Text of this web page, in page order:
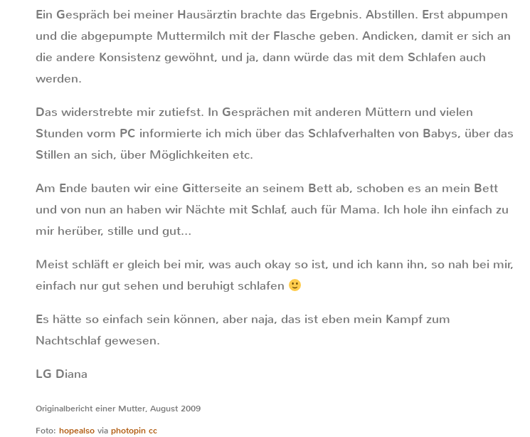
Ein Gespräch bei meiner Hausärztin brachte das Ergebnis. Abstillen. Erst abpumpen
und die abgepumpte Muttermilch mit der Flasche geben. Andicken, damit er sich an
die andere Konsistenz gewöhnt, und ja, dann würde das mit dem Schlafen auch
werden.
Das widerstrebte mir zutiefst. In Gesprächen mit anderen Müttern und vielen
Stunden vorm PC informierte ich mich über das Schlafverhalten von Babys, über das
Stillen an sich, über Möglichkeiten etc.
Am Ende bauten wir eine Gitterseite an seinem Bett ab, schoben es an mein Bett
und von nun an haben wir Nächte mit Schlaf, auch für Mama. Ich hole ihn einfach zu
mir herüber, stille und gut…
Meist schläft er gleich bei mir, was auch okay so ist, und ich kann ihn, so nah bei mir,
einfach nur gut sehen und beruhigt schlafen
Es hätte so einfach sein können, aber naja, das ist eben mein Kampf zum
Nachtschlaf gewesen.
LG Diana
Originalbericht einer Mutter, August 2009
Foto: hopealso via photopin cc
Was steckt dahinter, was hilft